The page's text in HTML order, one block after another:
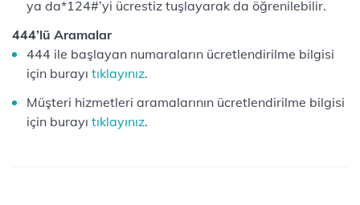
ya da*124#’yi ücrestiz tuşlayarak da öğrenilebilir.
444’lü Aramalar
444 ile başlayan numaraların ücretlendirilme bilgisi
için burayı tıklayınız.
Müşteri hizmetleri aramalarının ücretlendirilme bilgisi
için burayı tıklayınız.